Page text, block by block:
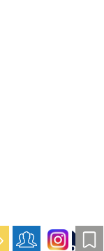
Top